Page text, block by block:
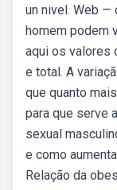
un nivel. Web —
homem podem
aqui os valores
e total. A
que quanto
para que serve
sexual
e como
Relação da